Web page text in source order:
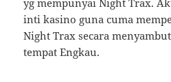
inti kasino guna cuma
Night Trax secara
tempat Engkau.